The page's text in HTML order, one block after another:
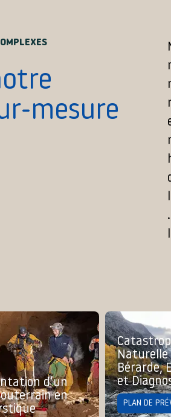
mesure
d’un
en
Naturelle
Bérarde,
et
PLAN DE